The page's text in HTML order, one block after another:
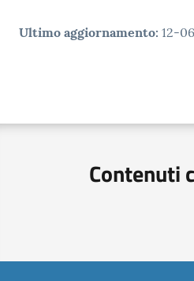
Ultimo aggiornamento: 12-
Contenuti